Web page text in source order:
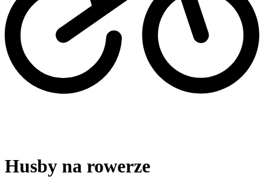
Husby na rowerze